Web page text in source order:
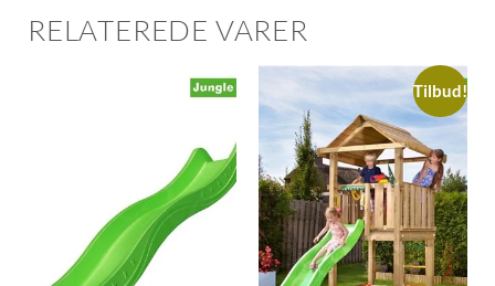
RELATEREDE VARER
Tilbud!